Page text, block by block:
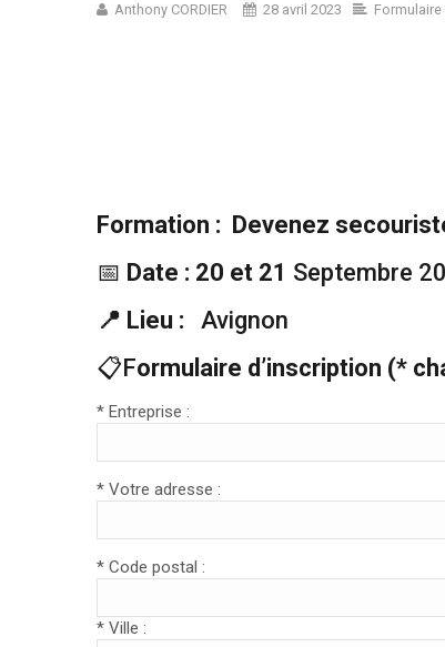
Anthony CORDIER 28 avril 2023
Formation : Devenez
📅 Date : 20 et 21 Septembre
📍 Lieu : Avignon
📋Formulaire d’inscription (*
* Entreprise :
* Votre adresse :
* Code postal :
* Ville :